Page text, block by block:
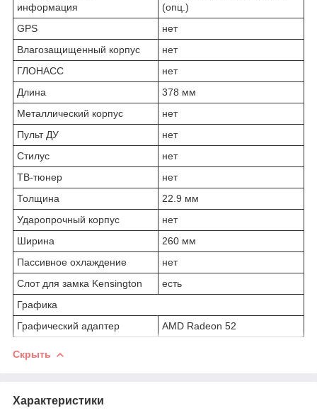
информация
(опц.)
GPS
нет
Влагозащищенный корпус
нет
ГЛОНАСС
нет
Длина
378 мм
Металлический корпус
нет
Пульт ДУ
нет
Стилус
нет
ТВ-тюнер
нет
Толщина
22.9 мм
Ударопрочный корпус
нет
Ширина
260 мм
Пассивное охлаждение
нет
Слот для замка Kensington
есть
Графика
Графический адаптер
AMD Radeon 52
Скрыть
Характеристики